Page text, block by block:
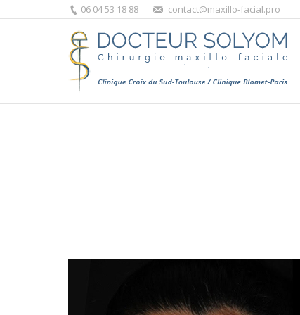
06 04 53 18 88 contact@maxillo-facial.pro